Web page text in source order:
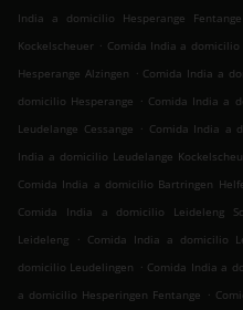
India a domicilio Hesperange Fentange
Kockelscheuer . Comida India a domicilio
Hesperange Alzingen . Comida India a
domicilio Hesperange . Comida India a
Leudelange Cessange . Comida India a
India a domicilio Leudelange
Comida India a domicilio Bartringen
Comida India a domicilio Leideleng
Leideleng
. Comida India a domicilio
domicilio Leudelingen . Comida India a
a domicilio Hesperingen Fentange .